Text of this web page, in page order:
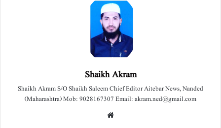
Shaikh Akram
Shaikh Akram S/O Shaikh Saleem Chief Editor Aitebar News, Nanded
(Maharashtra) Mob: 9028167307 Email: akram.ned@gmail.com